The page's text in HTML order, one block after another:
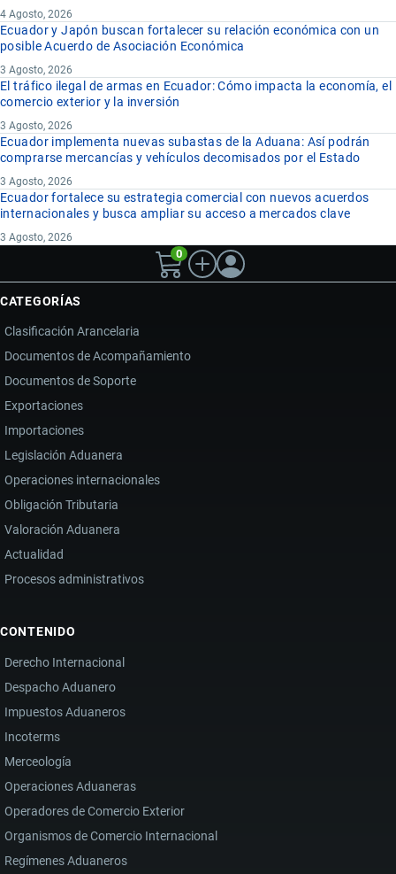
4 Agosto, 2026
Ecuador y Japón buscan fortalecer su relación económica con un
posible Acuerdo de Asociación Económica
3 Agosto, 2026
El tráfico ilegal de armas en Ecuador: Cómo impacta la economía, el
comercio exterior y la inversión
3 Agosto, 2026
Ecuador implementa nuevas subastas de la Aduana: Así podrán
comprarse mercancías y vehículos decomisados por el Estado
3 Agosto, 2026
Ecuador fortalece su estrategia comercial con nuevos acuerdos
internacionales y busca ampliar su acceso a mercados clave
3 Agosto, 2026
0
CATEGORÍAS
Clasificación Arancelaria
Documentos de Acompañamiento
Documentos de Soporte
Exportaciones
Importaciones
Legislación Aduanera
Operaciones internacionales
Obligación Tributaria
Valoración Aduanera
Actualidad
Procesos administrativos
CONTENIDO
Derecho Internacional
Despacho Aduanero
Impuestos Aduaneros
Incoterms
Merceología
Operaciones Aduaneras
Operadores de Comercio Exterior
Organismos de Comercio Internacional
Regímenes Aduaneros